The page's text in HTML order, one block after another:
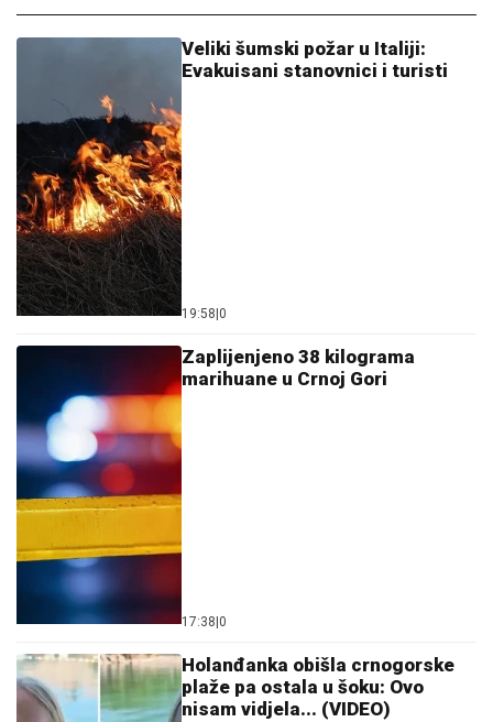
Veliki šumski požar u Italiji:
Evakuisani stanovnici i turisti
19:58 0
Zaplijenjeno 38 kilograma
marihuane u Crnoj Gori
17:38 0
Holanđanka obišla crnogorske
plaže pa ostala u šoku: Ovo
nisam vidjela... (VIDEO)